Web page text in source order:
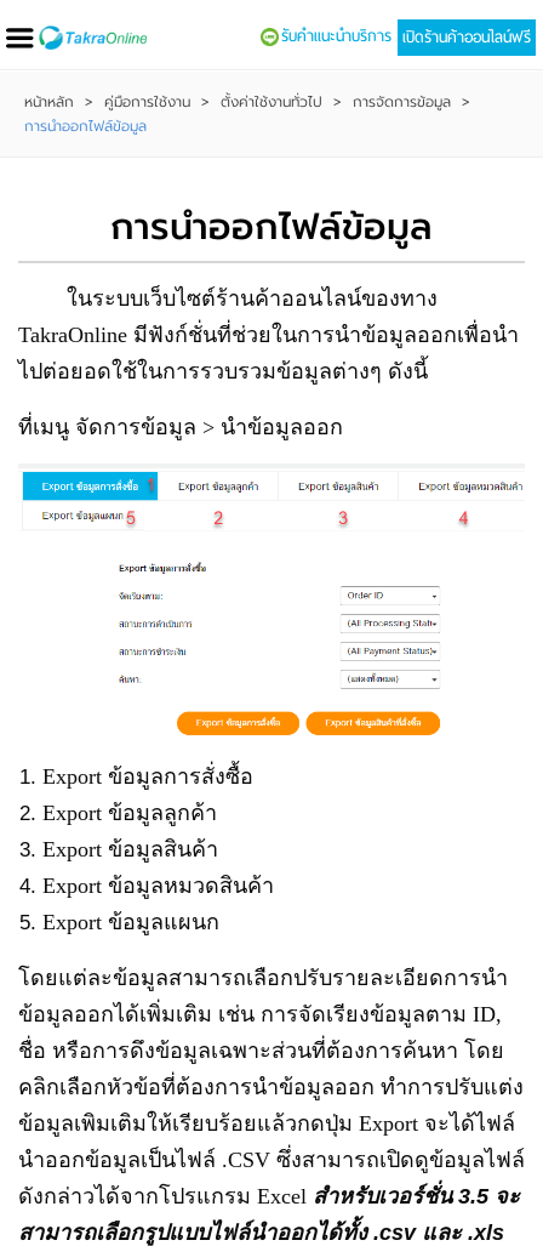
เปิดร้านค้าออนไลน์ฟรี
รับคำแนะนำบริการ
หน้าหลัก > คู่มือการใช้งาน > ตั้งค่าใช้งานทั่วไป > การจัดการข้อมูล >
การนำออกไฟล์ข้อมูล
การนำออกไฟล์ข้อมูล
ในระบบเว็บไซต์ร้านค้าออนไลน์ของทาง
TakraOnline มีฟังก์ชั่นที่ช่วยในการนำข้อมูลออกเพื่อนำ
ไปต่อยอดใช้ในการรวบรวมข้อมูลต่างๆ ดังนี้
ที่เมนู จัดการข้อมูล > นำข้อมูลออก
Export ข้อมูลการสั่งซื้อ
Export ข้อมูลลูกค้า
Export ข้อมูลสินค้า
Export ข้อมูลหมวดสินค้า
Export ข้อมูลแผนก
โดยแต่ละข้อมูลสามารถเลือกปรับรายละเอียดการนำ
ข้อมูลออกได้เพิ่มเติม เช่น การจัดเรียงข้อมูลตาม ID,
ชื่อ หรือการดึงข้อมูลเฉพาะส่วนที่ต้องการค้นหา โดย
คลิกเลือกหัวข้อที่ต้องการนำข้อมูลออก ทำการปรับแต่ง
ข้อมูลเพิมเติมให้เรียบร้อยแล้วกดปุ่ม Export จะได้ไฟล์
นำออกข้อมูลเป็นไฟล์ .CSV ซึ่งสามารถเปิดดูข้อมูลไฟล์
ดังกล่าวได้จากโปรแกรม Excel สำหรับเวอร์ชั่น 3.5 จะ
สามารถเลือกรูปแบบไฟล์นำออกได้ทั้ง .csv และ .xls